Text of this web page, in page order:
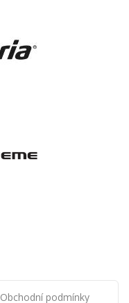
Obchodní podmínky